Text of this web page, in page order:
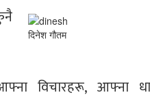
दिनेश गौतम
विचारहरू, आफ्ना